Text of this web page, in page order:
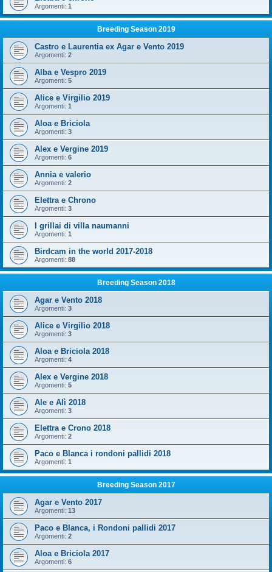
Argomenti: 1
Breeding Season 2019
Castro e Laurentia ex Agar e Vento 2019
Argomenti: 2
Alba e Vespro 2019
Argomenti: 5
Alice e Virgilio 2019
Argomenti: 1
Aloa e Briciola
Argomenti: 3
Alex e Vergine 2019
Argomenti: 6
Annia e valerio
Argomenti: 2
Elettra e Chrono
Argomenti: 3
I grillai di villa naumanni
Argomenti: 1
Birdcam in the world 2017-2018
Argomenti: 88
Breeding Season 2018
Agar e Vento 2018
Argomenti: 3
Alice e Virgilio 2018
Argomenti: 3
Aloa e Briciola 2018
Argomenti: 4
Alex e Vergine 2018
Argomenti: 5
Ale e Alì 2018
Argomenti: 3
Elettra e Crono 2018
Argomenti: 2
Paco e Blanca i rondoni pallidi 2018
Argomenti: 1
Breeding Season 2017
Agar e Vento 2017
Argomenti: 13
Paco e Blanca, i Rondoni pallidi 2017
Argomenti: 2
Aloa e Briciola 2017
Argomenti: 6